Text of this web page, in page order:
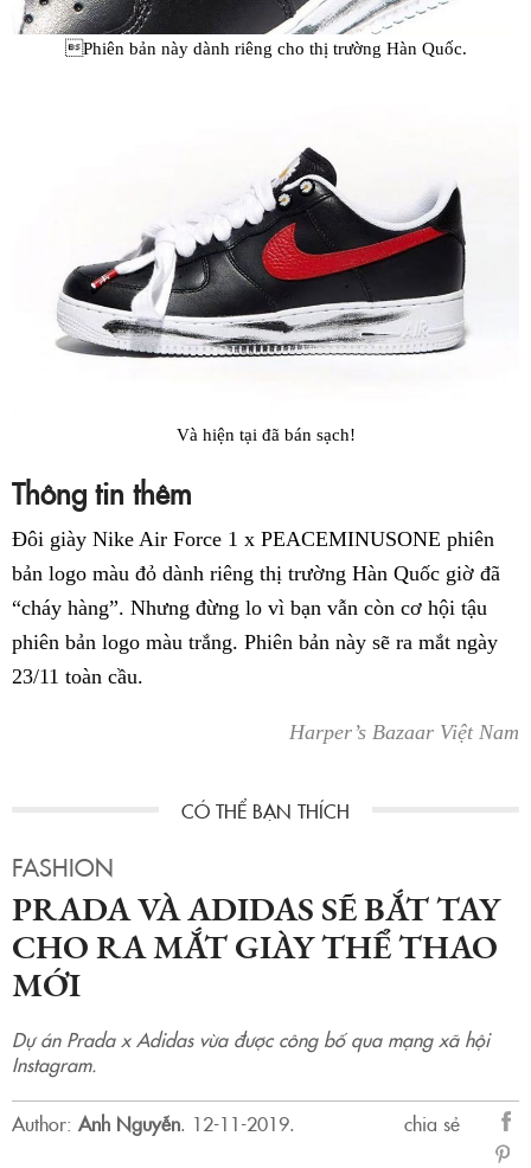
Phiên bản này dành riêng cho thị trường Hàn Quốc.
Và hiện tại đã bán sạch!
Thông tin thêm
Đôi giày Nike Air Force 1 x PEACEMINUSONE phiên
bản logo màu đỏ dành riêng thị trường Hàn Quốc giờ đã
“cháy hàng”. Nhưng đừng lo vì bạn vẫn còn cơ hội tậu
phiên bản logo màu trắng. Phiên bản này sẽ ra mắt ngày
23/11 toàn cầu.
Harper’s Bazaar Việt Nam
FASHION
PRADA VÀ ADIDAS SẼ BẮT TAY
CHO RA MẮT GIÀY THỂ THAO
MỚI
Dự án Prada x Adidas vừa được công bố qua mạng xã hội
Instagram.
Author: Anh Nguyễn. 12-11-2019.
chia sẻ
sẻ